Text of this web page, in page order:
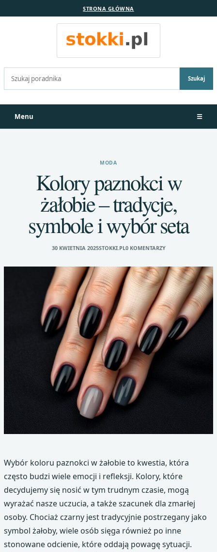
STRONA GŁÓWNA
Szukaj:
Szukaj
Menu ☰
MODA
Kolory paznokci w
żałobie – tradycje,
symbole i wybór seta
30 KWIETNIA 2025STOKKI.PL0 KOMENTARZY
Wybór koloru paznokci w żałobie to kwestia, która
często budzi wiele emocji i refleksji. Kolory, które
decydujemy się nosić w tym trudnym czasie, mogą
wyrażać nasze uczucia, a także szacunek dla zmarłej
osoby. Chociaż czarny jest tradycyjnie postrzegany jako
symbol żałoby, wiele osób sięga również po inne
stonowane odcienie, które oddają powagę sytuacji.